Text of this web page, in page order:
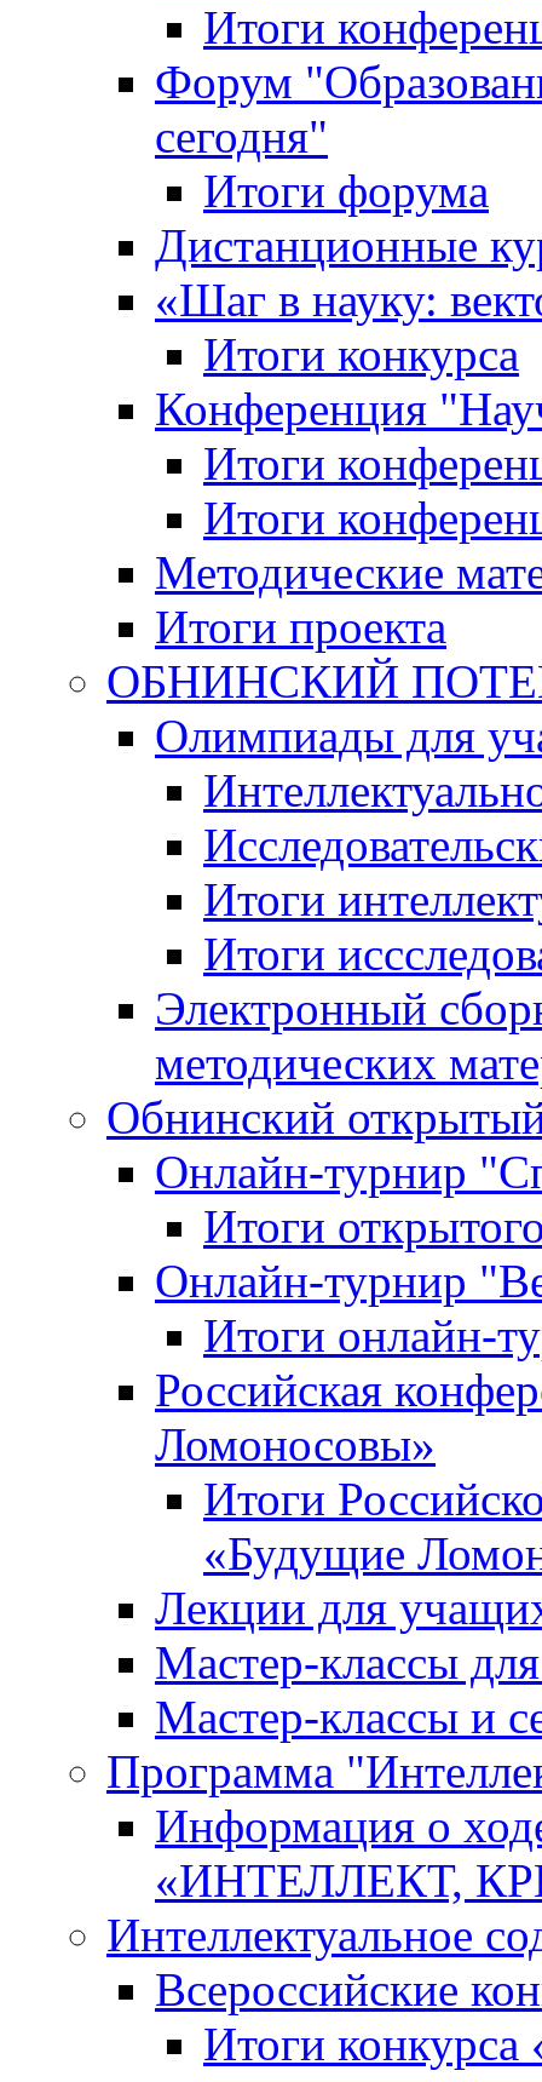
Итоги
Форум
сегодня"
Итоги форума
Дистанционные
«Шаг в науку:
Итоги конкурса
Конференция
Итоги
Итоги
Методические
Итоги проекта
ОБНИНСКИЙ
Олимпиады для
Итоги
Итоги
Электронный
методических
Обнинский
Онлайн-турнир
Итоги
Онлайн-турнир
Итоги онлайн-
Российская
Ломоносовы»
Итоги
«Будущие
Лекции для
Мастер-классы
Мастер-классы и
Программа
Информация о
«ИНТЕЛЛЕКТ,
Интеллектуальное
Всероссийские
Итоги конкурса